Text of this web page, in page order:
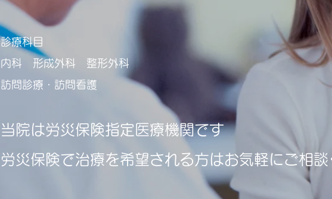
診療科目
内科 形成外科 整形外科
​訪問診療・訪問看護
当院は労災保険指定医療機関です
労災保険で治療を希望される方はお気軽にご相